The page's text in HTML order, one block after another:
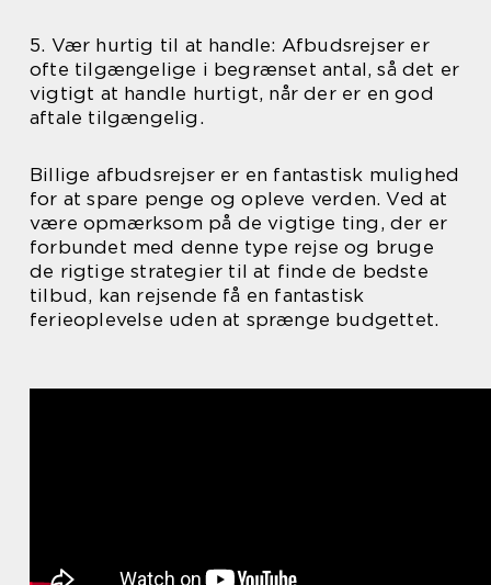
5. Vær hurtig til at handle: Afbudsrejser er
ofte tilgængelige i begrænset antal, så det er
vigtigt at handle hurtigt, når der er en god
aftale tilgængelig.
Billige afbudsrejser er en fantastisk mulighed
for at spare penge og opleve verden. Ved at
være opmærksom på de vigtige ting, der er
forbundet med denne type rejse og bruge
de rigtige strategier til at finde de bedste
tilbud, kan rejsende få en fantastisk
ferieoplevelse uden at sprænge budgettet.